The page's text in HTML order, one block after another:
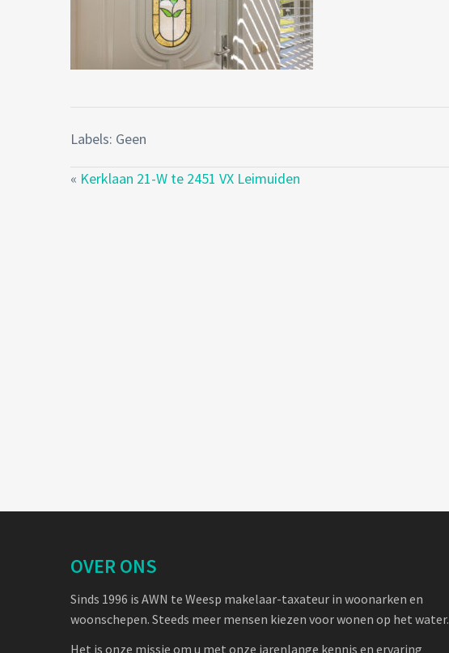
Labels: Geen
« Kerklaan 21-W te 2451 VX Leimuiden
OVER ONS
Sinds 1996 is AWN te Weesp makelaar-taxateur in woonarken en
woonschepen. Steeds meer mensen kiezen voor wonen op het water.
Het is onze missie om u met onze jarenlange kennis en ervaring